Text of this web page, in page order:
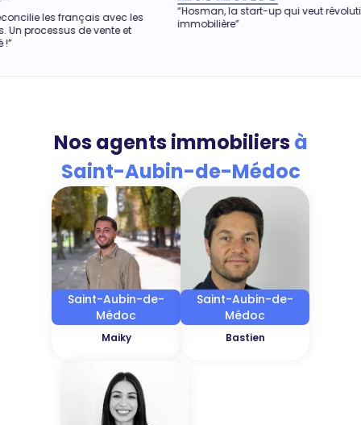
les
“Hosman, la start-up qui veut révolutionner l'agence
immobilière”
Nos agents immobiliersà
Saint-Aubin-de-Médoc
Saint-Aubin-de-
Médoc
Maiky
Saint-Aubin-de-
Médoc
Bastien